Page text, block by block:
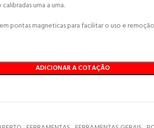
uma a uma.
pontas magneticas para facilitar o uso e
ADICIONAR A COTAÇÃO